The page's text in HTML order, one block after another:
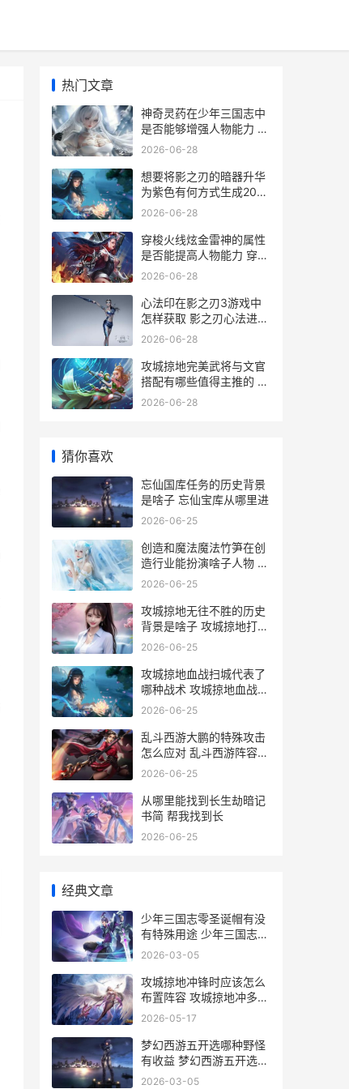
热门文章
神奇灵药在少年三国志中
是否能够增强人物能力 神
奇灵药在少年中的作用
2026-06-28
想要将影之刃的暗器升华
为紫色有何方式生成20组
影之刃 支线
2026-06-28
穿梭火线炫金雷神的属性
是否能提高人物能力 穿越
火线炫金和普通的区别
2026-06-28
心法印在影之刃3游戏中
怎样获取 影之刃心法进阶
材料
2026-06-28
攻城掠地完美武将与文官
搭配有哪些值得主推的 攻
城掠地比武视频
2026-06-28
猜你喜欢
忘仙国库任务的历史背景
是啥子 忘仙宝库从哪里进
2026-06-25
创造和魔法魔法竹笋在创
造行业能扮演啥子人物 创
造和魔法攻略
2026-06-25
攻城掠地无往不胜的历史
背景是啥子 攻城掠地打一
数字
2026-06-25
攻城掠地血战扫城代表了
哪种战术 攻城掠地血战的
时候可以退游戏吗
2026-06-25
乱斗西游大鹏的特殊攻击
怎么应对 乱斗西游阵容搭
配攻略
2026-06-25
从哪里能找到长生劫暗记
书简 帮我找到长
2026-06-25
经典文章
少年三国志零圣诞帽有没
有特殊用途 少年三国志零
最强流派
2026-03-05
攻城掠地冲锋时应该怎么
布置阵容 攻城掠地冲多少
钱划算
2026-05-17
梦幻西游五开选哪种野怪
有收益 梦幻西游五开选什
么门派
2026-03-05